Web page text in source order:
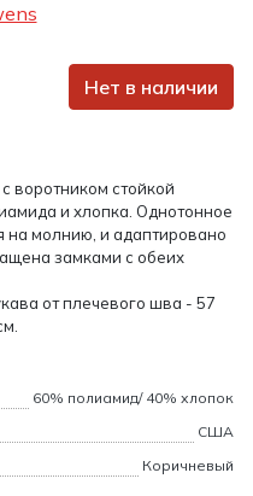
Нет в наличии
воротником стойкой
и хлопка. Однотонное
на молнию, и адаптировано
замками с обеих
от плечевого шва - 57
60% полиамид/ 40% хлопок
США
Коричневый